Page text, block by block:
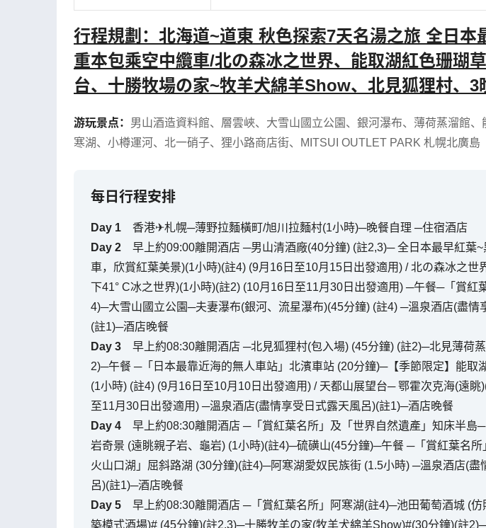
行程規劃：北海道~道東 秋色探索7天名湯之旅 全日本
重本包乘空中纜車/北の森冰之世界、能取湖紅色珊瑚
台、十勝牧場の家~牧羊犬綿羊Show、北見狐狸村、3
游玩景点： 男山酒造資料館、 層雲峽、 大雪山國立公園 、 銀河瀑布、 薄荷蒸溜館、
寒湖、 小樽運河 、 北一硝子、 狸小路商店街、 MITSUI OUTLET PARK 札幌北廣島
每日行程安排
Day 1
香港✈札幌─薄野拉麵橫町/旭川拉麵村(1小時)─晚餐自理 ─住宿酒店
Day 2
早上約09:00離開酒店 ─男山清酒廠(40分鐘) (註2,3)─ 全日本最早紅葉
車，欣賞紅葉美景)(1小時)(註4) (9月16日至10月15日出發適用) / 北の森冰之世
下41° C冰之世界)(1小時)(註2) (10月16日至11月30日出發適用) ─午餐─「賞紅
4)─大雪山國立公園─夫妻瀑布(銀河、流星瀑布)(45分鐘) (註4) ─溫泉酒店(盡情
(註1)─酒店晚餐
Day 3
早上約08:30離開酒店 ─北見狐狸村(包入場) (45分鐘) (註2)─北見薄荷
2)─午餐 ─「日本最靠近海的無人車站」北濱車站 (20分鐘)─【季節限定】能取
(1小時) (註4) (9月16日至10月10日出發適用) / 天都山展望台─ 鄂霍次克海(遠眺
至11月30日出發適用) ─溫泉酒店(盡情享受日式露天風呂)(註1)─酒店晚餐
Day 4
早上約08:30離開酒店 ─「賞紅葉名所」及「世界自然遺產」知床半島
岩奇景 (遠眺親子岩、龜岩) (1小時)(註4)─硫磺山(45分鐘)─午餐 ─「賞紅葉名所
火山口湖」屈斜路湖 (30分鐘)(註4)─阿寒湖愛奴民族街 (1.5小時) ─溫泉酒店(盡
呂)(註1)─酒店晚餐
Day 5
早上約08:30離開酒店 ─「賞紅葉名所」阿寒湖(註4)─池田葡萄酒城 (
築模式酒場)# (45分鐘)(註2,3)─十勝牧羊の家(牧羊犬綿羊Show)#(30分鐘)(註